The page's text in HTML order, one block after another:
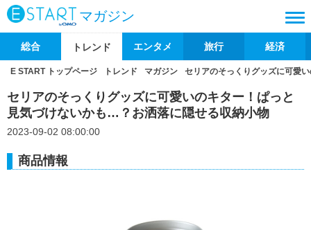
マガジン
総合 トレンド エンタメ 旅行 経済
E START トップページ トレンド マガジン セリアのそっくりグッズに可愛
セリアのそっくりグッズに可愛いのキター！ぱっと
見気づけないかも…？お洒落に隠せる収納小物
2023-09-02 08:00:00
商品情報